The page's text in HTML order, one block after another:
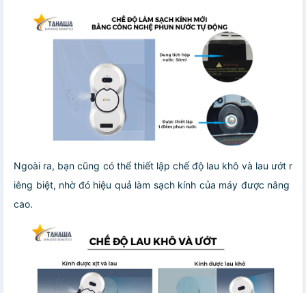
Ngoài ra, bạn cũng có thể thiết lập chế độ lau khô và lau ướt r
iêng biệt, nhờ đó hiệu quả làm sạch kính của máy được nâng
cao.